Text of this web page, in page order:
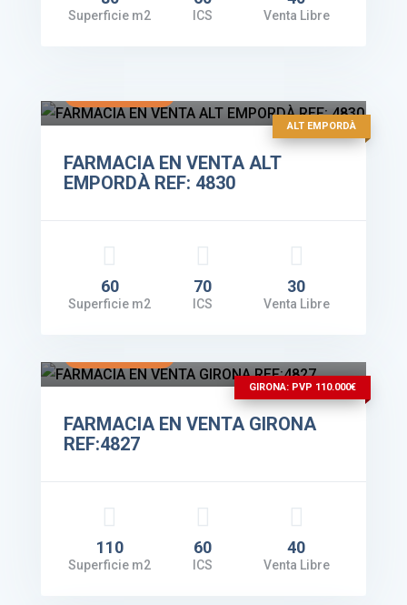
Superficie m2 ICS Venta Libre
ALT EMPORDÀ
FARMACIA EN VENTA ALT
EMPORDÀ REF: 4830
60
Superficie m2
70
ICS
30
Venta Libre
GIRONA: PVP 110.000€
FARMACIA EN VENTA GIRONA
REF:4827
110
Superficie m2
60
ICS
40
Venta Libre